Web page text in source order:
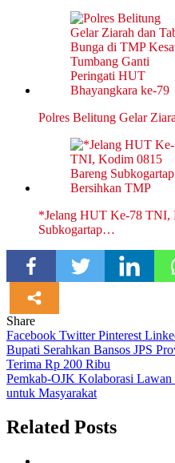
Polres Belitung Gelar
*Jelang HUT Ke-78 TNI,
Subkogartap…
Share
Facebook TwitterPinterest
Navigasi
pos
Bupati Serahkan Bansos JPS
Terima Rp 200 Ribu
Pemkab-OJK Kolaborasi
untuk Masyarakat
Related Posts